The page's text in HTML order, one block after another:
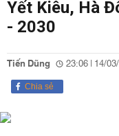
Yết Kiêu, Hà
- 2030
Tiến Dũng 23:06 | 14/
Chia sẻ